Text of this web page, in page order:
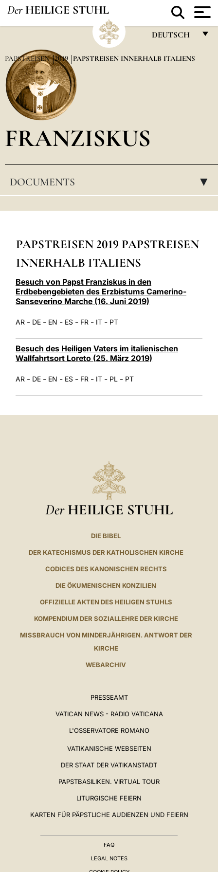
Der HEILIGE STUHL
DEUTSCH
FRANÇAIS
POLSKI
PAPSTREISEN 2019 PAPSTREISEN INNERHALB ITALIENS
FRANZISKUS
DOCUMENTS ▸
PAPSTREISEN 2019 PAPSTREISEN
INNERHALB ITALIENS
Besuch von Papst Franziskus in den
Erdbebengebieten des Erzbistums Camerino-
Sanseverino Marche (16. Juni 2019)
AR - DE - EN - ES - FR - IT - PT
Besuch des Heiligen Vaters im italienischen
Wallfahrtsort Loreto (25. März 2019)
AR - DE - EN - ES - FR - IT - PL - PT
Der HEILIGE STUHL
DIE BIBEL
DER KATECHISMUS DER KATHOLISCHEN KIRCHE
CODICES DES KANONISCHEN RECHTS
DIE ÖKUMENISCHEN KONZILIEN
OFFIZIELLE AKTEN DES HEILIGEN STUHLS
KOMPENDIUM DER SOZIALLEHRE DER KIRCHE
MISSBRAUCH VON MINDERJÄHRIGEN. ANTWORT DER
KIRCHE
WEBARCHIV
PRESSEAMT
VATICAN NEWS - RADIO VATICANA
L'OSSERVATORE ROMANO
VATIKANISCHE WEBSEITEN
DER STAAT DER VATIKANSTADT
PAPSTBASILIKEN. VIRTUAL TOUR
LITURGISCHE FEIERN
KARTEN FÜR PÄPSTLICHE AUDIENZEN UND FEIERN
FAQ
LEGAL NOTES